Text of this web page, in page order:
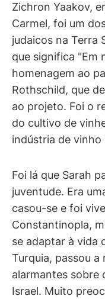
Zichron Yaakov,
Carmel, foi um
judaicos na Terra
que significa "Em
homenagem ao
Rothschild, que
ao projeto. Foi o
do cultivo de
indústria de vinho
Foi lá que Sarah
juventude. Era
casou-se e foi
Constantinopla,
se adaptar à vida
Turquia, passou
alarmantes sobre
Israel. Muito